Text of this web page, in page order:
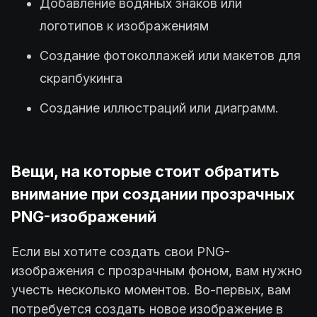
логотипов к изображениям
Создание фотоколлажей или макетов для
скрапбукинга
Создание иллюстраций или диаграмм.
Вещи, на которые стоит обратить
внимание при создании прозрачных
PNG-изображений
Если вы хотите создать свои PNG-
изображения с прозрачным фоном, вам нужно
учесть несколько моментов. Во-первых, вам
потребуется создать новое изображение в